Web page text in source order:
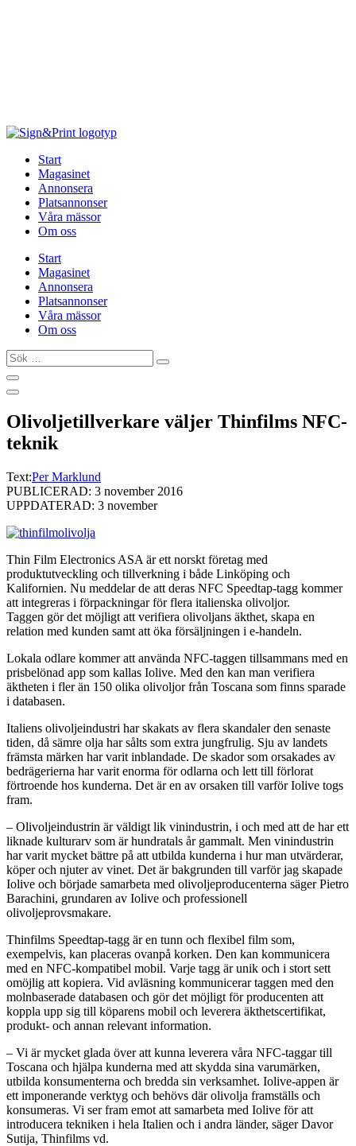
Start
Magasinet
Annonsera
Platsannonser
Våra mässor
Om oss
Start
Magasinet
Annonsera
Platsannonser
Våra mässor
Om oss
Sök
…
Olivoljetillverkare väljer Thinfilms NFC-
teknik
Text:Per Marklund
PUBLICERAD: 3 november 2016
UPPDATERAD: 3 november
Thin Film Electronics ASA är ett norskt företag med
produktutveckling och tillverkning i både Linköping och
Kalifornien. Nu meddelar de att deras NFC Speedtap-tagg kommer
att integreras i förpackningar för flera italienska olivoljor.
Taggen gör det möjligt att verifiera olivoljans äkthet, skapa en
relation med kunden samt att öka försäljningen i e-handeln.
Lokala odlare kommer att använda NFC-taggen tillsammans med en
prisbelönad app som kallas Iolive. Med den kan man verifiera
äktheten i fler än 150 olika olivoljor från Toscana som finns sparade
i databasen.
Italiens olivoljeindustri har skakats av flera skandaler den senaste
tiden, då sämre olja har sålts som extra jungfrulig. Sju av landets
främsta märken har varit inblandade. De skador som orsakades av
bedrägerierna har varit enorma för odlarna och lett till förlorat
förtroende hos kunderna. Det är en av orsaken till varför Iolive togs
fram.
– Olivoljeindustrin är väldigt lik vinindustrin, i och med att de har ett
liknade kulturarv som är hundratals år gammalt. Men vinindustrin
har varit mycket bättre på att utbilda kunderna i hur man utvärderar,
köper och njuter av vinet. Det är bakgrunden till varför jag skapade
Iolive och började samarbeta med olivoljeproducenterna säger Pietro
Barachini, grundaren av Iolive och professionell
olivoljeprovsmakare.
Thinfilms Speedtap-tagg är en tunn och flexibel film som,
exempelvis, kan placeras ovanpå korken. Den kan kommunicera
med en NFC-kompatibel mobil. Varje tagg är unik och i stort sett
omöjlig att kopiera. Vid avläsning kommunicerar taggen med den
molnbaserade databasen och gör det möjligt för producenten att
koppla upp sig till köparens mobil och leverera äkthetscertifikat,
produkt- och annan relevant information.
– Vi är mycket glada över att kunna leverera våra NFC-taggar till
Toscana och hjälpa kunderna med att skydda sina varumärken,
utbilda konsumenterna och bredda sin verksamhet. Iolive-appen är
ett imponerande verktyg och behövs där olivolja framställs och
konsumeras. Vi ser fram emot att samarbeta med Iolive för att
introducera tekniken i hela Italien och i andra länder, säger Davor
Sutija, Thinfilms vd.